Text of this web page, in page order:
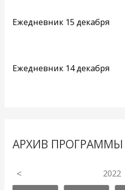
Ежедневник 15 декабря
Ежедневник 14 декабря
АРХИВ ПРОГРАММЫ
< 2022